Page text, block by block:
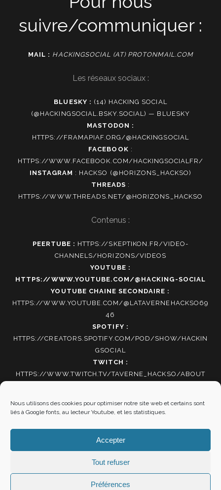
Nous utilisons des cookies pour optimiser notre site web et certains sont
liés à Google fonts, au lecteur Youtube, et les statistiques.
Accepter
Tout refuser
Préférences
suivre/communiquer :
MAIL : HACKINGSOCIAL (AT) PROTONMAIL.COM
Les réseaux sociaux :
BLUESKY : (14) HACKING SOCIAL
(@HACKINGSOCIAL.BSKY.SOCIAL) — BLUESKY
MASTODON :
HTTPS://FRAMAPIAF.ORG/@HACKINGSOCIAL
FACEBOOK :
HTTPS://WWW.FACEBOOK.COM/HACKINGSOCIALFR/
INSTAGRAM : HACKSO (@HORIZONS_HACKSO)
THREADS :
HTTPS://WWW.THREADS.NET/@HORIZONS_HACKSO
Contenus :
PEERTUBE : HTTPS://SKEPTIKON.FR/VIDEO-
CHANNELS/HORIZONS/VIDEOS
YOUTUBE :
HTTPS://WWW.YOUTUBE.COM/@HACKING-SOCIAL
YOUTUBE CHAINE SECONDAIRE :
HTTPS://WWW.YOUTUBE.COM/@LATAVERNEHACKSO69
46
SPOTIFY :
HTTPS://CREATORS.SPOTIFY.COM/POD/SHOW/HACKIN
GSOCIAL
TWITCH :
HTTPS://WWW.TWITCH.TV/TAVERNE_HACKSO/ABOUT
Mentions Légales|Politique de cookies